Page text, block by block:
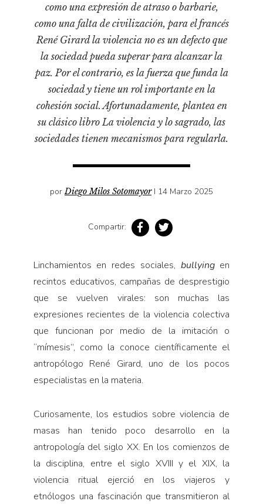
Medioambiente
Narrativas visuales
Pensamiento
Pensamiento ilustrado
Personajes secundarios
Política
Turismo accidental
como una expresión de atraso o barbarie,
como una falta de civilización, para el francés
René Girard la violencia no es un defecto que
la sociedad pueda superar para alcanzar la
paz. Por el contrario, es la fuerza que funda la
sociedad y tiene un rol importante en la
cohesión social. Afortunadamente, plantea en
su clásico libro La violencia y lo sagrado, las
sociedades tienen mecanismos para regularla.
porDiego Milos Sotomayor I 14 Marzo 2025
Compartir:
Linchamientos en redes sociales, bullying en
recintos educativos, campañas de desprestigio
que se vuelven virales: son muchas las
expresiones recientes de la violencia colectiva
que funcionan por medio de la imitación o
“mímesis”, como la conoce científicamente el
antropólogo René Girard, uno de los pocos
especialistas en la materia.
Curiosamente, los estudios sobre violencia de
masas han tenido poco desarrollo en la
antropología del siglo XX. En los comienzos de
la disciplina, entre el siglo XVIII y el XIX, la
violencia ritual ejerció en los viajeros y
etnólogos una fascinación que transmitieron al